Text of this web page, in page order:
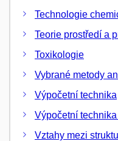
Technologie
Teorie prostředí a
Toxikologie
Vybrané metody
Výpočetní technika
Výpočetní
Vztahy mezi